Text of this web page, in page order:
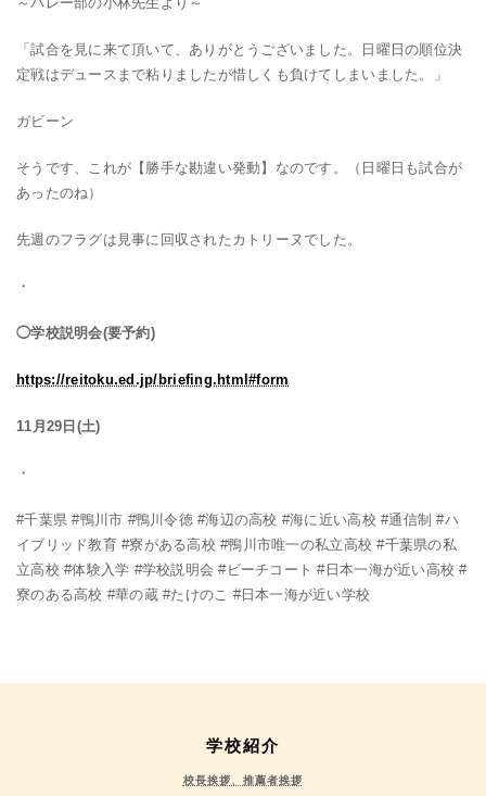
「試合を見に来て頂いて、ありがとうございました。日曜日の順位決
定戦はデュースまで粘りましたが惜しくも負けてしまいました。 」
ガビーン
そうです、これが【勝手な勘違い発動】なのです。（日曜日も試合が
あったのね）
先週のフラグは見事に回収されたカトリーヌでした。
・
◯学校説明会(要予約)
https://reitoku.ed.jp/briefing.html#form
11月29日(土)
・
#千葉県 #鴨川市 #鴨川令徳 #海辺の高校 #海に近い高校 #通信制 #ハ
イブリッド教育 #寮がある高校 #鴨川市唯一の私立高校 #千葉県の私
立高校 #体験入学 #学校説明会 #ビーチコート #日本一海が近い高校 #
寮のある高校 #華の蔵 #たけのこ #日本一海が近い学校
学校紹介
校長挨拶、推薦者挨拶